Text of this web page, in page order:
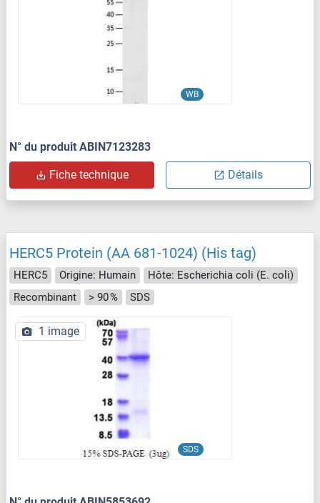
WB
N° du produit ABIN7123283
Fiche technique Détails
HERC5 Protein (AA 681-1024) (His tag)
HERC5 Origine: Humain
Hôte: Escherichia coli (E. coli)
Recombinant
> 90 % SDS
SDS
1 image